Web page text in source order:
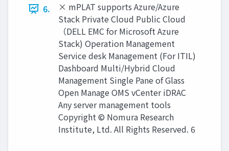
6.
× mPLAT supports Azure/Azure
Stack Private Cloud Public Cloud
（DELL EMC for Microsoft Azure
Stack) Operation Management
Service desk Management (For ITIL)
Dashboard Multi/Hybrid Cloud
Management Single Pane of Glass
Open Manage OMS vCenter iDRAC
Any server management tools
Copyright © Nomura Research
Institute, Ltd. All Rights Reserved. 6